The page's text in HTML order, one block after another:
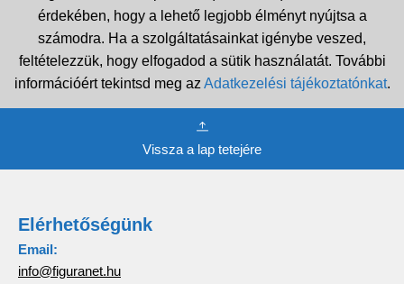
érdekében, hogy a lehető legjobb élményt nyújtsa a
számodra. Ha a szolgáltatásainkat igénybe veszed,
feltételezzük, hogy elfogadod a sütik használatát. További
információért tekintsd meg az Adatkezelési tájékoztatónkat.
Vissza a lap tetejére
Elérhetőségünk
Email:
info@figuranet.hu